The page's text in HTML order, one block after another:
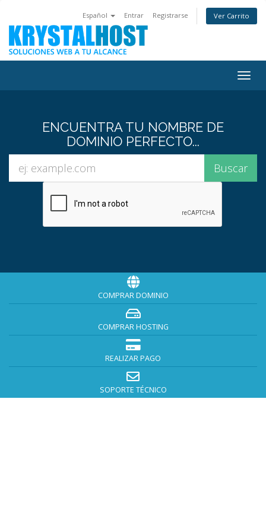
Español Entrar Registrarse Ver Carrito
ENCUENTRA TU NOMBRE DE
DOMINIO PERFECTO...
COMPRAR DOMINIO
COMPRAR HOSTING
REALIZAR PAGO
SOPORTE TÉCNICO